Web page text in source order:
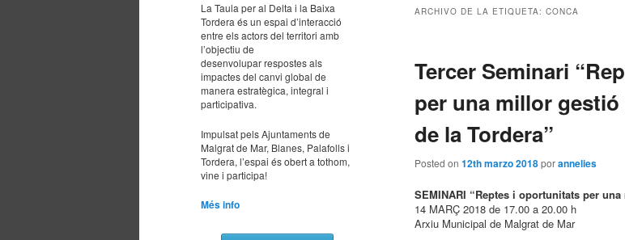
contenido
principal
contenido
secundario
ARCHIVO DE LA ETIQUETA: CONCA
Tercer Seminari
per una millor gestió
de la Tordera”
Posted on 12th marzo 2018porannelies
SEMINARI “Reptes i oportunitats per
14 MARÇ 2018 de 17.00 a 20.00 h
Arxiu Municipal de Malgrat de Mar
La Taula per al Delta i la Baixa
Tordera és un espai d’interacció
entre els actors del territori amb
l’objectiu de
desenvolupar respostes als
impactes del canvi global de
manera estratègica, integral i
participativa.
Impulsat pels Ajuntaments de
Malgrat de Mar, Blanes, Palafolls i
Tordera, l’espai és obert a tothom,
vine i participa!
Més info